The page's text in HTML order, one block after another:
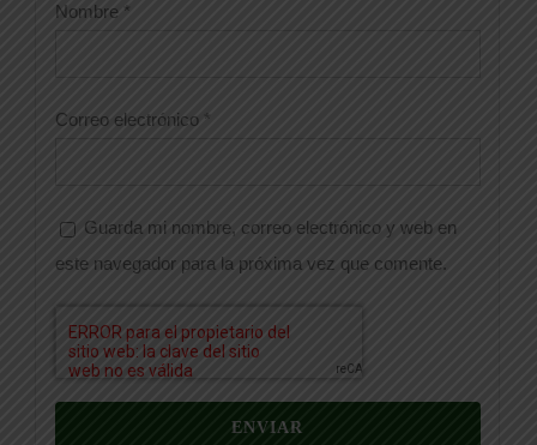
Nombre *
Correo electrónico *
Guarda mi nombre, correo electrónico y web en
este navegador para la próxima vez que comente.